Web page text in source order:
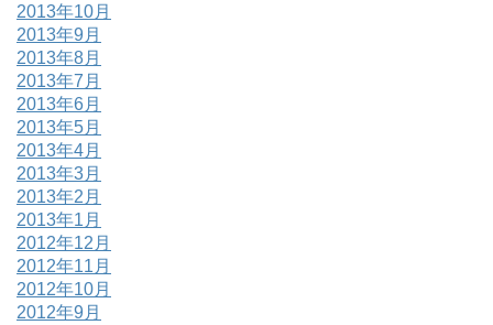
2013年10月
2013年9月
2013年8月
2013年7月
2013年6月
2013年5月
2013年4月
2013年3月
2013年2月
2013年1月
2012年12月
2012年11月
2012年10月
2012年9月